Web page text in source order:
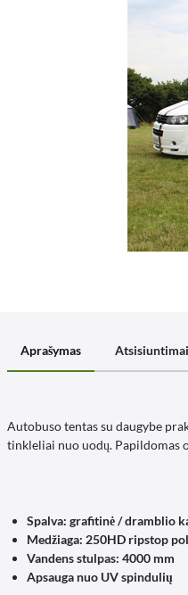
Aprašymas Atsisiuntimai
Autobuso tentas su daugybe
tinkleliai nuo uodų. Papildomas
Spalva: grafitinė / dramblio
Medžiaga: 250HD ripstop
Vandens stulpas: 4000 mm
Apsauga nuo UV spindulių